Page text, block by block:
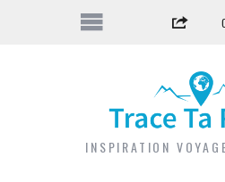
INSPIRATION